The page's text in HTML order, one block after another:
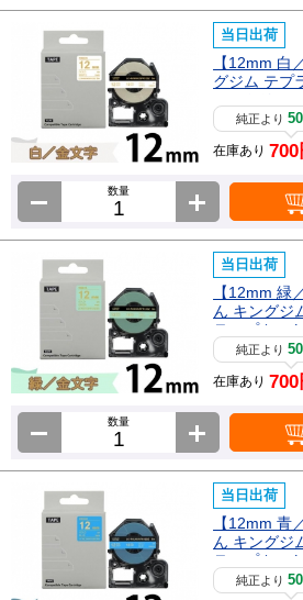
当日出荷
【12mm 白
グジム テプ
純正より
在庫あり 700
数量
当日出荷
【12mm 緑
ん キングジ
テープカー
純正より
在庫あり 700
数量
当日出荷
【12mm 青
ん キングジ
テープカー
純正より